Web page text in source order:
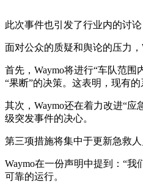
此次事件也引发了行业内的讨
面对公众的质疑和舆论的压力
首先，Waymo将进行“车队范
“果断”的决策。这表明，现有
其次，Waymo还在着力改进“
级突发事件的决心。
第三项措施将集中于更新急救
Waymo在一份声明中提到：“
可靠的运行。